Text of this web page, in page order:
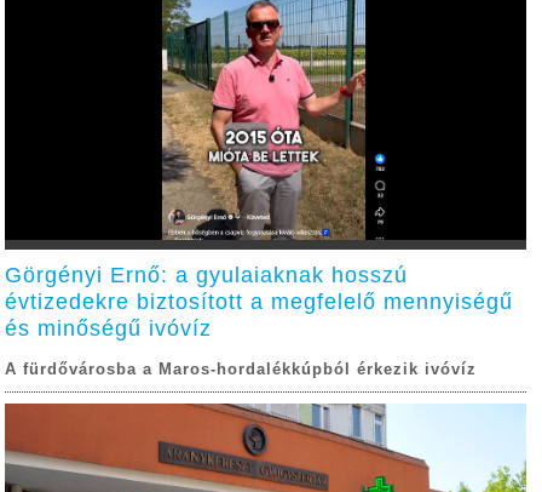
Görgényi Ernő: a gyulaiaknak hosszú
évtizedekre biztosított a megfelelő mennyiségű
és minőségű ivóvíz
A fürdővárosba a Maros-hordalékkúpból érkezik ivóvíz